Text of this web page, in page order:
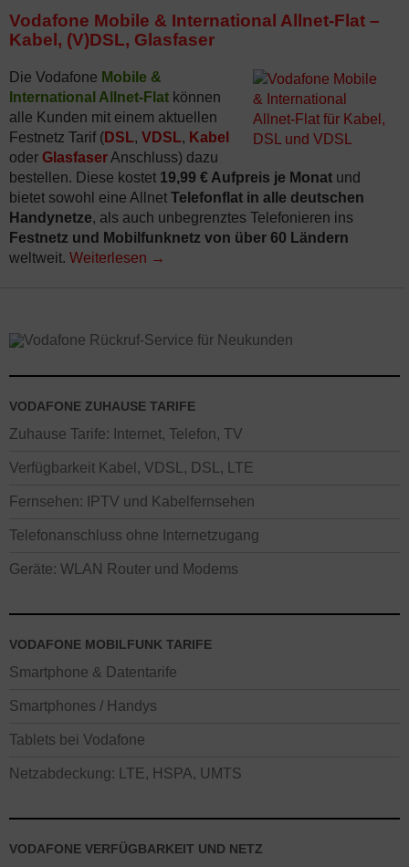
Vodafone Mobile & International Allnet-Flat –
Kabel, (V)DSL, Glasfaser
Die Vodafone Mobile &
International Allnet-Flat können
alle Kunden mit einem aktuellen
Festnetz Tarif (DSL, VDSL, Kabel
oder GlasfaserAnschluss) dazu
bestellen. Diese kostet 19,99 € Aufpreis je Monat und
bietet sowohl eine Allnet Telefonflat in alle deutschen
Handynetze, als auch unbegrenztes Telefonieren ins
Festnetz und Mobilfunknetz von über 60 Ländern
weltweit. Weiterlesen →
VODAFONE ZUHAUSE TARIFE
Zuhause Tarife: Internet, Telefon, TV
Verfügbarkeit Kabel, VDSL, DSL, LTE
Fernsehen: IPTV und Kabelfernsehen
Telefonanschluss ohne Internetzugang
Geräte: WLAN Router und Modems
VODAFONE MOBILFUNK TARIFE
Smartphone & Datentarife
Smartphones / Handys
Tablets bei Vodafone
Netzabdeckung: LTE, HSPA, UMTS
VODAFONE VERFÜGBARKEIT UND NETZ